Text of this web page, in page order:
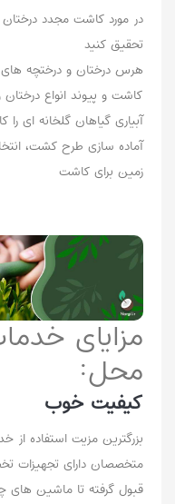
در مورد کاشت مجدد
تحقیق کنید
هرس درختان و درختچه های
کاشت و پیوند انواع
آبیاری گیاهان گلخانه ای
آماده سازی طرح کشت،
زمین برای کاشت
مزایای
محل:
کیفیت خوب
بزرگترین مزیت استفاده از
متخصصان دارای تجهیزات
قبول گرفته تا ماشین